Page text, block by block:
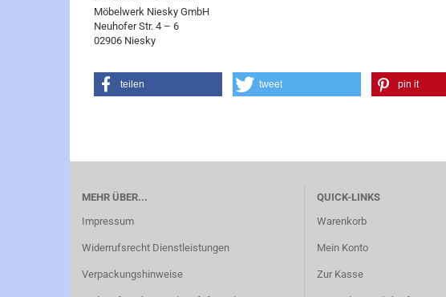
Möbelwerk Niesky GmbH
Neuhofer Str. 4 – 6
02906 Niesky
teilen tweet pin it
MEHR ÜBER...
Impressum
Widerrufsrecht Dienstleistungen
Verpackungshinweise
QUICK-LINKS
Warenkorb
Mein Konto
Zur Kasse